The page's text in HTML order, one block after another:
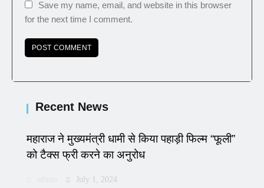
Save my name, email, and website in this browser
for the next time I comment.
Recent News
महाराज ने मुख्यमंत्री धामी से किया पहाड़ी फिल्म “फूली”
को टैक्स फ्री करने का अनुरोध
July 1, 2024